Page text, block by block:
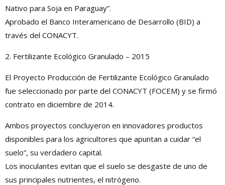
Nativo para Soja en Paraguay”.
Aprobado el Banco Interamericano de Desarrollo (BID) a
través del CONACYT.
2. Fertilizante Ecológico Granulado – 2015
El Proyecto Producción de Fertilizante Ecológico Granulado
fue seleccionado por parte del CONACYT (FOCEM) y se firmó
contrato en diciembre de 2014.
Ambos proyectos concluyeron en innovadores productos
disponibles para los agricultores que apuntan a cuidar “el
suelo”, su verdadero capital.
Los inoculantes evitan que el suelo se desgaste de uno de
sus principales nutrientes, el nitrógeno.